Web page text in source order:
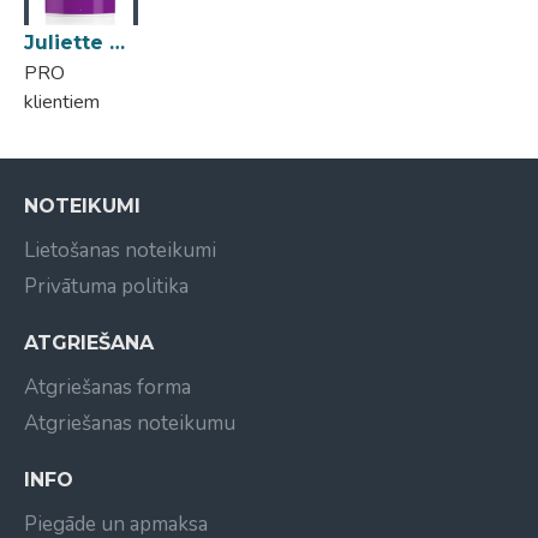
Risinājums: Hydration, Lifting
Ādas tips:Normāla āda, Kombinēta āda, Sausa āda,
Taikaina āda
Juliette Armand Elements Bs Bust Firming Gel 500ml
PRO
klientiem
NOTEIKUMI
Lietošanas noteikumi
Privātuma politika
ATGRIEŠANA
Atgriešanas forma
Atgriešanas noteikumu
INFO
Piegāde un apmaksa